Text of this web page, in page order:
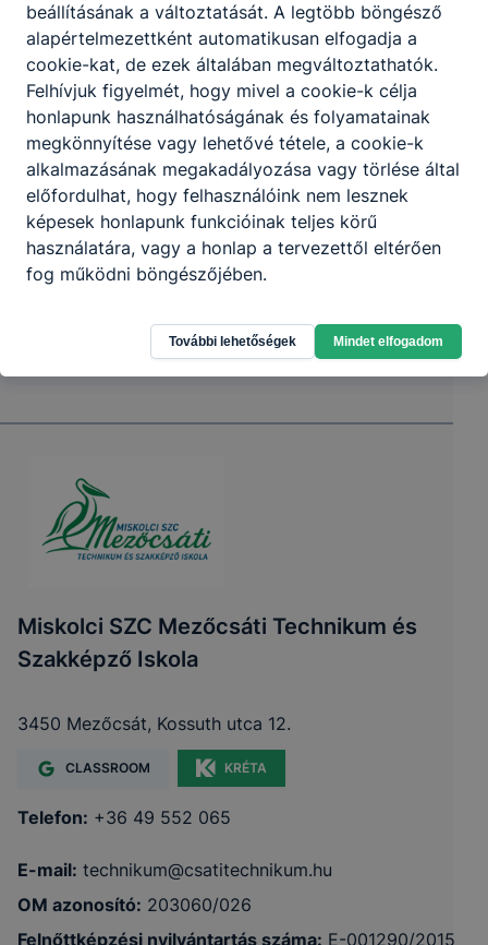
Partnereink
Miskolci SZC Mezőcsáti Technikum és
Szakképző Iskola
3450 Mezőcsát, Kossuth utca 12.
CLASSROOM KRÉTA
Telefon: +36 49 552 065
E-mail: technikum@csatitechnikum.hu
OM azonosító: 203060/026
Felnőttképzési nyilvántartás száma: E-001290/2015
beállításának a változtatását. A legtöbb böngésző
alapértelmezettként automatikusan elfogadja a
cookie-kat, de ezek általában megváltoztathatók.
Felhívjuk figyelmét, hogy mivel a cookie-k célja
honlapunk használhatóságának és folyamatainak
megkönnyítése vagy lehetővé tétele, a cookie-k
alkalmazásának megakadályozása vagy törlése által
előfordulhat, hogy felhasználóink nem lesznek
képesek honlapunk funkcióinak teljes körű
használatára, vagy a honlap a tervezettől eltérően
fog működni böngészőjében.
További lehetőségek Mindet elfogadom